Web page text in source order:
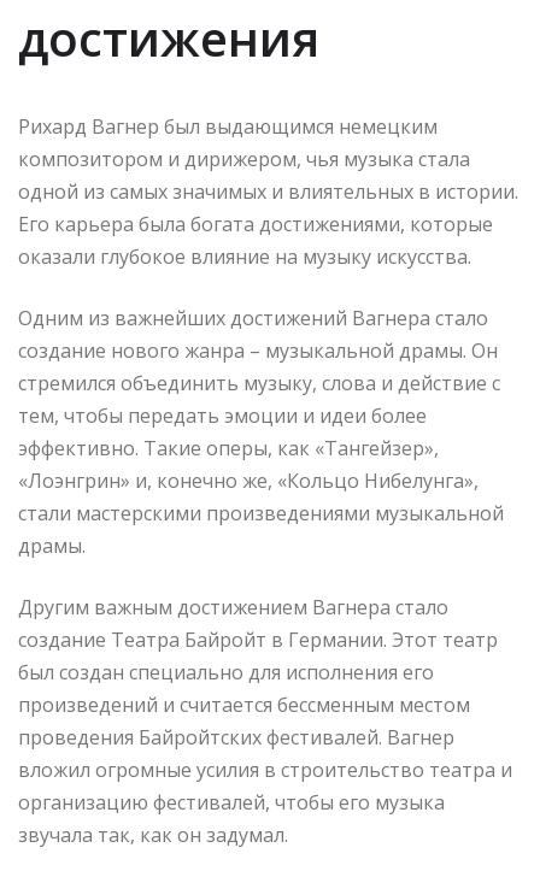
достижения
Рихард Вагнер был выдающимся немецким
композитором и дирижером, чья музыка стала
одной из самых значимых и влиятельных в истории.
Его карьера была богата достижениями, которые
оказали глубокое влияние на музыку искусства.
Одним из важнейших достижений Вагнера стало
создание нового жанра – музыкальной драмы. Он
стремился объединить музыку, слова и действие с
тем, чтобы передать эмоции и идеи более
эффективно. Такие оперы, как «Тангейзер»,
«Лоэнгрин» и, конечно же, «Кольцо Нибелунга»,
стали мастерскими произведениями музыкальной
драмы.
Другим важным достижением Вагнера стало
создание Театра Байройт в Германии. Этот театр
был создан специально для исполнения его
произведений и считается бессменным местом
проведения Байройтских фестивалей. Вагнер
вложил огромные усилия в строительство театра и
организацию фестивалей, чтобы его музыка
звучала так, как он задумал.